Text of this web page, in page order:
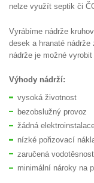
nelze využít septik či
Vyrábíme nádrže
desek a hranaté
nádrže je možné
Výhody nádrží:
vysoká životnost
bezobslužný provoz
žádná
nízké pořizovací
zaručená
minimální nároky na